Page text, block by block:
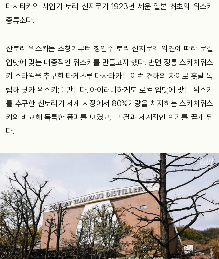
마사타카와 사업가 토리 신지로가 1923년 세운 일본 최초의 위스키
증류소다.
산토리 위스키는 초창기부터 창업주 토리 신지로의 의견에 따라 로컬
입맛에 맞는 대중적인 위스키를 만들고자 했다. 반면 정통 스카치위스
키 스타일을 추구한 타케츠루 마사타카는 이런 견해의 차이로 훗날 독
립해 닛카 위스키를 만든다. 아이러니하게도 로컬 입맛에 맞는 위스키
를 추구한 산토리가 세계 시장에서 80%가량을 차지하는 스카치위스
키와 비교해 독특한 풍미를 보였고, 그 결과 세계적인 인기를 끌게 된
다.